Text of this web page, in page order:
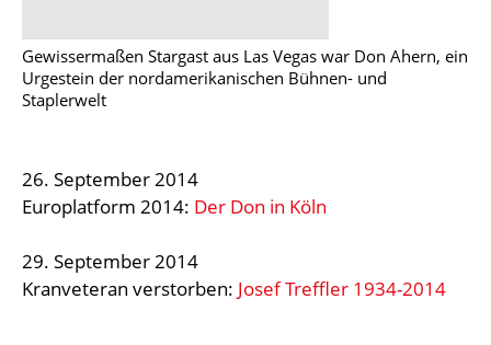
Gewissermaßen Stargast aus Las Vegas war Don Ahern, ein
Urgestein der nordamerikanischen Bühnen- und
Staplerwelt
26. September 2014
Europlatform 2014: Der Don in Köln
29. September 2014
Kranveteran verstorben: Josef Treffler 1934-2014